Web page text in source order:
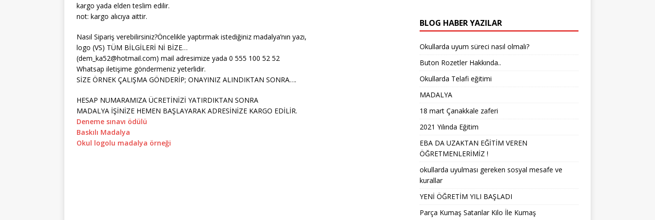
kargo yada elden teslim edilir.
not: kargo alıcıya aittir.
Nasıl Sipariş verebilirsiniz?Öncelikle yaptırmak istediğiniz madalya’nın yazı,
logo (VS) TÜM BİLGİLERİ Nİ BİZE…
(dem_ka52@hotmail.com) mail adresimize yada 0 555 100 52 52
Whatsap iletişime göndermeniz yeterlidir.
SİZE ÖRNEK ÇALIŞMA GÖNDERİP; ONAYINIZ ALINDIKTAN SONRA….
HESAP NUMARAMIZA ÜCRETİNİZİ YATIRDIKTAN SONRA
MADALYA İŞİNİZE HEMEN BAŞLAYARAK ADRESİNİZE KARGO EDİLİR.
Deneme sınavı ödülü
Baskılı Madalya
Okul logolu madalya örneği
BLOG HABER YAZILAR
Okullarda uyum süreci nasıl olmalı?
Buton Rozetler Hakkında..
Okullarda Telafi eğitimi
MADALYA
18 mart Çanakkale zaferi
2021 Yılında Eğitim
EBA DA UZAKTAN EĞİTİM VEREN
ÖĞRETMENLERİMİZ !
okullarda uyulması gereken sosyal mesafe ve
kurallar
YENİ ÖĞRETİM YILI BAŞLADI
Parça Kumaş Satanlar Kilo İle Kumaş